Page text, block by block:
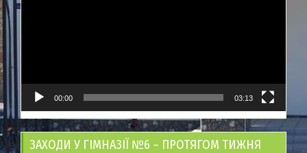
00:00 03:13
ЗАХОДИ У ГІМНАЗІЇ №6 – ПРОТЯГОМ ТИЖНЯ